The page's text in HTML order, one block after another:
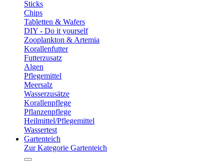
Sticks
Chips
Tabletten & Wafers
DIY - Do it yourself
Zooplankton & Artemia
Korallenfutter
Futterzusatz
Algen
Pflegemittel
Meersalz
Wasserzusätze
Korallenpflege
Pflanzenpflege
Heilmittel/Pflegemittel
Wassertest
Gartenteich
Zur Kategorie Gartenteich